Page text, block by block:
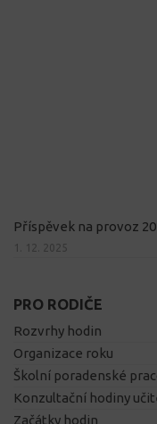
Příspěvek na provoz
1. 12. 2025
PRO RODIČE
Rozvrhy hodin
Organizace roku
Školní poradenské
Konzultační hodiny
Začátky hodin